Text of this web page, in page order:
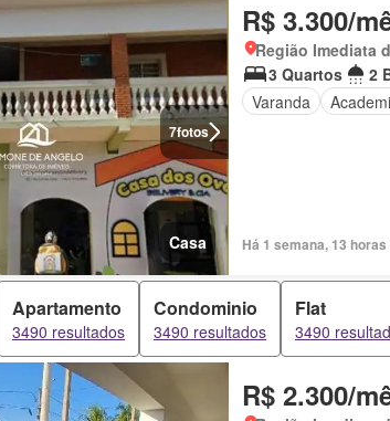
7fotos
Casa
R$ 3.300/
Região Imediata
3 Quartos
2
Varanda
Há 1 semana, 13
Apartamento
3490 resultados
Condominio
3490 resultados
Flat
3490
R$ 2.300/